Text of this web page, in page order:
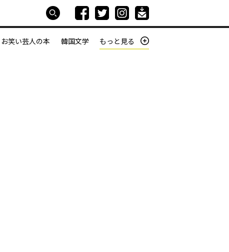
お笑い芸人の本 韓国文学 もっと見る